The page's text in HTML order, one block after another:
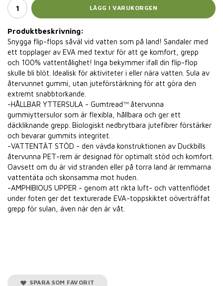
LÄGG I VARUKORGEN
Produktbeskrivning:
Snygga flip-flops såväl vid vatten som på land! Sandaler med
ett topplager av EVA med textur för att ge komfort, grepp
och 100% vattentålighet! Inga bekymmer ifall din flip-flop
skulle bli blöt. Idealisk för aktiviteter i eller nära vatten. Sula av
återvunnet gummi, utan juteförstärkning för att göra den
extremt snabbtorkande.
-HÅLLBAR YTTERSULA - Gumtread™ återvunna
gummiyttersulor som är flexibla, hållbara och ger ett
däckliknande grepp. Biologiskt nedbrytbara jutefibrer förstärker
och bevarar gummits integritet.
-VATTENTÄT STÖD - den vävda konstruktionen av Duckbills
återvunna PET-rem är designad för optimalt stöd och komfort.
Oavsett om du är vid stranden eller på torra land är remmarna
vattentäta och skonsamma mot huden.
-AMPHIBIOUS UPPER - genom att rikta luft- och vattenflödet
under foten ger det texturerade EVA-toppskiktet oöverträffat
grepp för sulan, även när den är våt.
SPARA SOM FAVORIT